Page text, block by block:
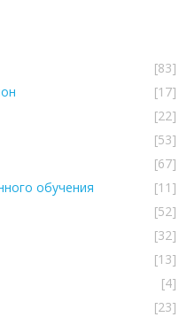
[83]
[17]
[22]
[53]
[67]
обучения
[11]
[52]
[32]
[13]
[4]
[23]